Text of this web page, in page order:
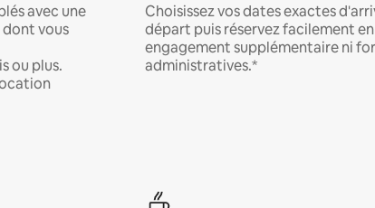
avec une
vous
ou plus.
Choisissez vos dates exactes
départ puis réservez facilement en
engagement supplémentaire ni
administratives.*